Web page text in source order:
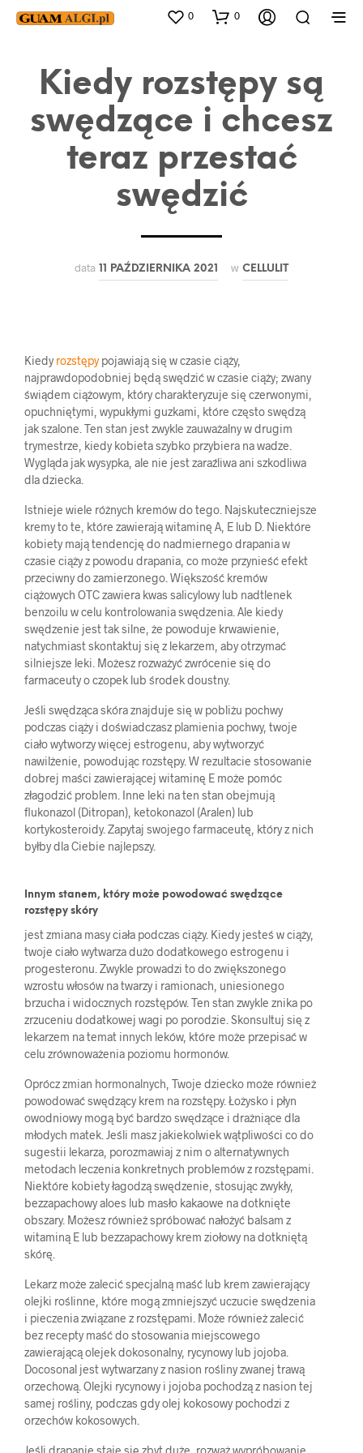
0 0
Kiedy rozstępy są
swędzące i chcesz
teraz przestać
swędzić
data 11 PAŹDZIERNIKA 2021 w CELLULIT
Kiedy rozstępypojawiają się w czasie ciąży,
najprawdopodobniej będą swędzić w czasie ciąży; zwany
świądem ciążowym, który charakteryzuje się czerwonymi,
opuchniętymi, wypukłymi guzkami, które często swędzą
jak szalone. Ten stan jest zwykle zauważalny w drugim
trymestrze, kiedy kobieta szybko przybiera na wadze.
Wygląda jak wysypka, ale nie jest zaraźliwa ani szkodliwa
dla dziecka.
Istnieje wiele różnych kremów do tego. Najskuteczniejsze
kremy to te, które zawierają witaminę A, E lub D. Niektóre
kobiety mają tendencję do nadmiernego drapania w
czasie ciąży z powodu drapania, co może przynieść efekt
przeciwny do zamierzonego. Większość kremów
ciążowych OTC zawiera kwas salicylowy lub nadtlenek
benzoilu w celu kontrolowania swędzenia. Ale kiedy
swędzenie jest tak silne, że powoduje krwawienie,
natychmiast skontaktuj się z lekarzem, aby otrzymać
silniejsze leki. Możesz rozważyć zwrócenie się do
farmaceuty o czopek lub środek doustny.
Jeśli swędząca skóra znajduje się w pobliżu pochwy
podczas ciąży i doświadczasz plamienia pochwy, twoje
ciało wytworzy więcej estrogenu, aby wytworzyć
nawilżenie, powodując rozstępy. W rezultacie stosowanie
dobrej maści zawierającej witaminę E może pomóc
złagodzić problem. Inne leki na ten stan obejmują
flukonazol (Ditropan), ketokonazol (Aralen) lub
kortykosteroidy. Zapytaj swojego farmaceutę, który z nich
byłby dla Ciebie najlepszy.
Innym stanem, który może powodować swędzące
rozstępy skóry
jest zmiana masy ciała podczas ciąży. Kiedy jesteś w ciąży,
twoje ciało wytwarza dużo dodatkowego estrogenu i
progesteronu. Zwykle prowadzi to do zwiększonego
wzrostu włosów na twarzy i ramionach, uniesionego
brzucha i widocznych rozstępów. Ten stan zwykle znika po
zrzuceniu dodatkowej wagi po porodzie. Skonsultuj się z
lekarzem na temat innych leków, które może przepisać w
celu zrównoważenia poziomu hormonów.
Oprócz zmian hormonalnych, Twoje dziecko może również
powodować swędzący krem na rozstępy. Łożysko i płyn
owodniowy mogą być bardzo swędzące i drażniące dla
młodych matek. Jeśli masz jakiekolwiek wątpliwości co do
sugestii lekarza, porozmawiaj z nim o alternatywnych
metodach leczenia konkretnych problemów z rozstępami.
Niektóre kobiety łagodzą swędzenie, stosując zwykły,
bezzapachowy aloes lub masło kakaowe na dotknięte
obszary. Możesz również spróbować nałożyć balsam z
witaminą E lub bezzapachowy krem ziołowy na dotkniętą
skórę.
Lekarz może zalecić specjalną maść lub krem zawierający
olejki roślinne, które mogą zmniejszyć uczucie swędzenia
i pieczenia związane z rozstępami. Może również zalecić
bez recepty maść do stosowania miejscowego
zawierającą olejek dokosonalny, rycynowy lub jojoba.
Docosonal jest wytwarzany z nasion rośliny zwanej trawą
orzechową. Olejki rycynowy i jojoba pochodzą z nasion tej
samej rośliny, podczas gdy olej kokosowy pochodzi z
orzechów kokosowych.
Jeśli drapanie staje się zbyt duże, rozważ wypróbowanie